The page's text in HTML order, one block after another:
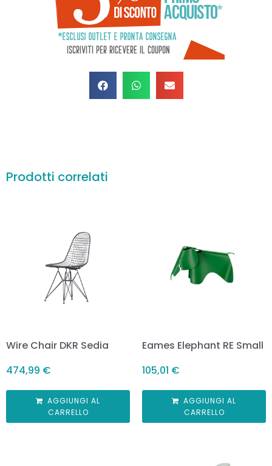
Prodotti correlati
Wire Chair DKR Sedia
474,99 €
AGGIUNGI AL
CARRELLO
Eames Elephant RE Small
105,01 €
AGGIUNGI AL
CARRELLO